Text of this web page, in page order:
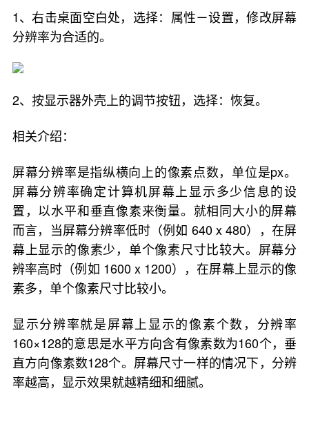
1、右击桌面空白处，选择：属性－设置，修改屏幕
分辨率为合适的。
2、按显示器外壳上的调节按钮，选择：恢复。
相关介绍：
屏幕分辨率是指纵横向上的像素点数，单位是px。
屏幕分辨率确定计算机屏幕上显示多少信息的设
置，以水平和垂直像素来衡量。就相同大小的屏幕
而言，当屏幕分辨率低时（例如 640 x 480），在屏
幕上显示的像素少，单个像素尺寸比较大。屏幕分
辨率高时（例如 1600 x 1200），在屏幕上显示的像
素多，单个像素尺寸比较小。
显示分辨率就是屏幕上显示的像素个数，分辨率
160×128的意思是水平方向含有像素数为160个，垂
直方向像素数128个。屏幕尺寸一样的情况下，分辨
率越高，显示效果就越精细和细腻。